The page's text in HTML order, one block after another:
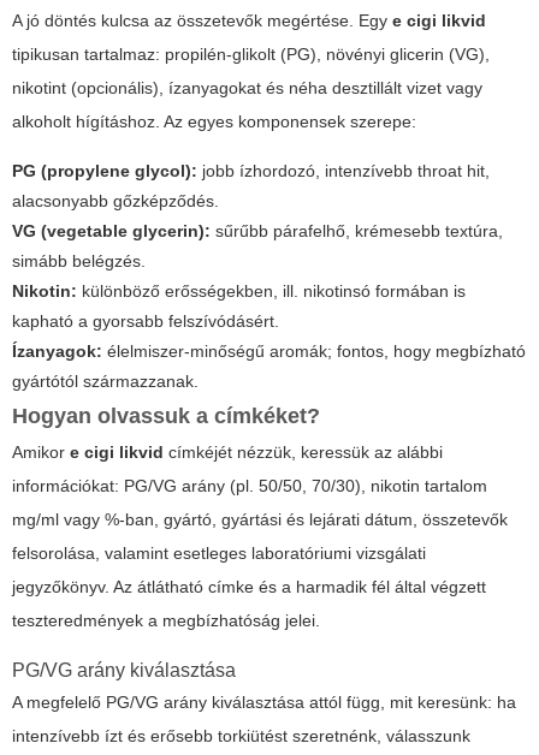
A jó döntés kulcsa az összetevők megértése. Egy e cigi likvid
tipikusan tartalmaz: propilén-glikolt (PG), növényi glicerin (VG),
nikotint (opcionális), ízanyagokat és néha desztillált vizet vagy
alkoholt hígításhoz. Az egyes komponensek szerepe:
PG (propylene glycol): jobb ízhordozó, intenzívebb throat hit,
alacsonyabb gőzképződés.
VG (vegetable glycerin): sűrűbb párafelhő, krémesebb textúra,
simább belégzés.
Nikotin: különböző erősségekben, ill. nikotinsó formában is
kapható a gyorsabb felszívódásért.
Ízanyagok: élelmiszer-minőségű aromák; fontos, hogy megbízható
gyártótól származzanak.
Hogyan olvassuk a címkéket?
Amikor e cigi likvid címkéjét nézzük, keressük az alábbi
információkat: PG/VG arány (pl. 50/50, 70/30), nikotin tartalom
mg/ml vagy %-ban, gyártó, gyártási és lejárati dátum, összetevők
felsorolása, valamint esetleges laboratóriumi vizsgálati
jegyzőkönyv. Az átlátható címke és a harmadik fél által végzett
teszteredmények a megbízhatóság jelei.
PG/VG arány kiválasztása
A megfelelő PG/VG arány kiválasztása attól függ, mit keresünk: ha
intenzívebb ízt és erősebb torkiütést szeretnénk, válasszunk